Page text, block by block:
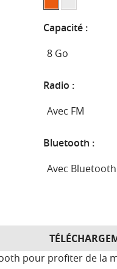
Capacité :
Radio :
Bluetooth :
pour profiter de la